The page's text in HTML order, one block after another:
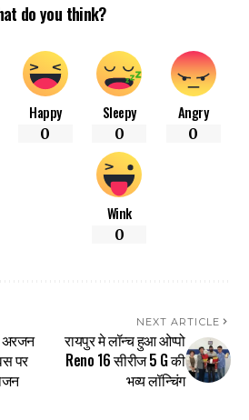
do you think?
Happy
0
Sleepy
0
Angry
0
Wink
0
अरजन
पर
NEXT ARTICLE
रायपुर मे लॉन्च हुआ ओप्पो
Reno 16 सीरीज 5 G की
भव्य लॉन्चिंग